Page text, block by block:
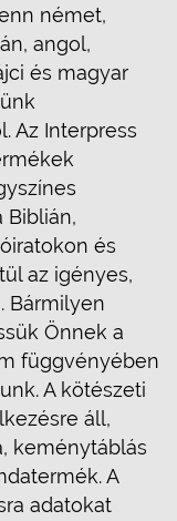
német,
angol,
és magyar
Az Interpress
Biblián,
és
az igényes,
Bármilyen
Önnek a
függvényében
A kötészeti
áll,
keménytáblás
A
adatokat